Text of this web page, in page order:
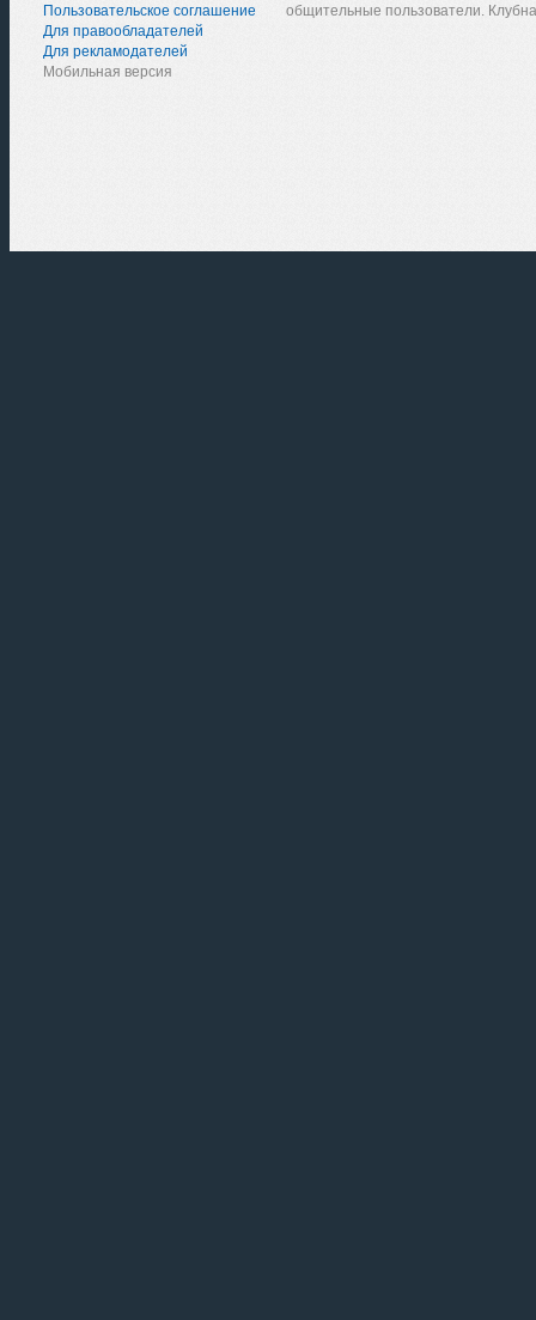
Пользовательское соглашение
Для правообладателей
Для рекламодателей
Мобильная версия
общительные пользователи.